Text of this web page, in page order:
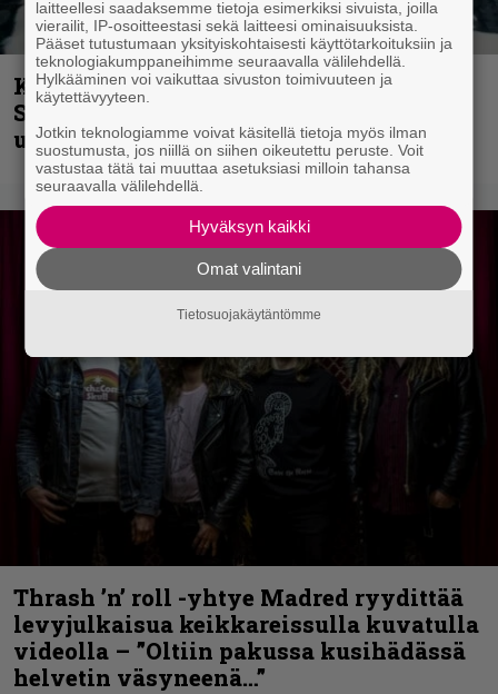
Kunnianosoitus hyiselle Pohjolalle –
Shining hyppäsi keskelle kinoksia
uudella videollaan
Thrash ’n’ roll -yhtye Madred ryydittää
levyjulkaisua keikkareissulla kuvatulla
videolla – ”Oltiin pakussa kusihädässä
helvetin väsyneenä…”
laitteellesi saadaksemme tietoja esimerkiksi sivuista, joilla
vierailit, IP-osoitteestasi sekä laitteesi ominaisuuksista.
Pääset tutustumaan yksityiskohtaisesti käyttötarkoituksiin ja
teknologiakumppaneihimme seuraavalla välilehdellä.
Hylkääminen voi vaikuttaa sivuston toimivuuteen ja
käytettävyyteen.
Jotkin teknologiamme voivat käsitellä tietoja myös ilman
suostumusta, jos niillä on siihen oikeutettu peruste. Voit
vastustaa tätä tai muuttaa asetuksiasi milloin tahansa
seuraavalla välilehdellä.
Hyväksyn kaikki
Omat valintani
Tietosuojakäytäntömme